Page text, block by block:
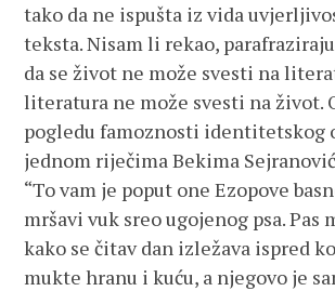
tako da ne ispušta iz vida
teksta. Nisam li rekao,
da se život ne može svesti na
literatura ne može svesti na život.
pogledu famoznosti identitetskog
jednom riječima Bekima
“To vam je poput one Ezopove
mršavi vuk sreo ugojenog psa. Pas
kako se čitav dan izležava ispred
mukte hranu i kuću, a njegovo je